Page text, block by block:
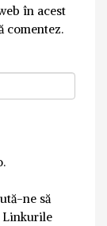
în acest
comentez.
ne să
Linkurile